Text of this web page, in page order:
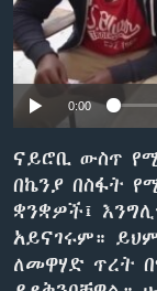
ቋንቋዎች
0:00
ናይሮቢ ውስጥ
በኬንያ በስፋት
ቋንቋዎች፤
አይናገሩም።
ለመዋሃድ ጥረት